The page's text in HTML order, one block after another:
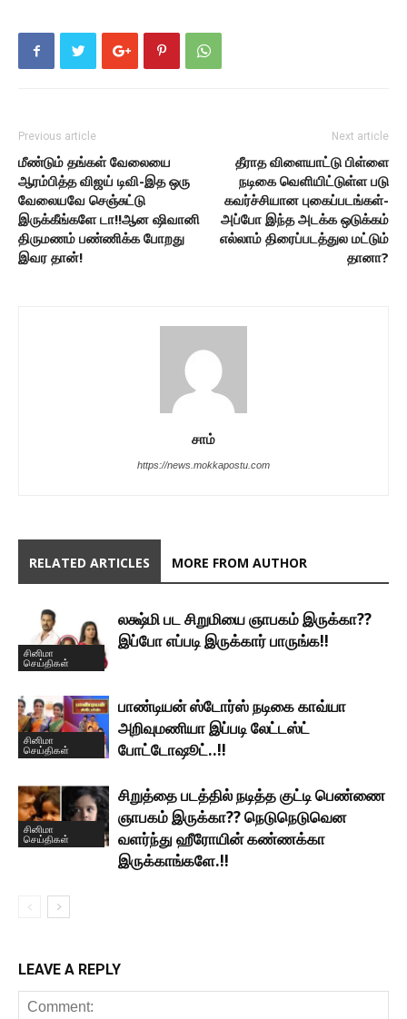
Previous article
மீண்டும் தங்கள் வேலையை
ஆரம்பித்த விஜய் டிவி-இத ஒரு
வேலையவே செஞ்சுட்டு
இருக்கீங்களே டா!!ஆன ஷிவானி
திருமணம் பண்ணிக்க போறது
இவர தான்!
Next article
தீராத விளையாட்டு பிள்ளை
நடிகை வெளியிட்டுள்ள படு
கவர்ச்சியான புகைப்படங்கள்-
அப்போ இந்த அடக்க ஒடுக்கம்
எல்லாம் திரைப்படத்துல மட்டும்
தானா?
சாம்
https://news.mokkapostu.com
RELATED ARTICLES MORE FROM AUTHOR
சினிமா
செய்திகள்
லக்ஷ்மி பட சிறுமியை ஞாபகம் இருக்கா??
இப்போ எப்படி இருக்கார் பாருங்க!!
சினிமா
செய்திகள்
பாண்டியன் ஸ்டோர்ஸ் நடிகை காவ்யா
அறிவுமணியா இப்படி லேட்டஸ்ட்
போட்டோஷூட்..!!
சினிமா
செய்திகள்
சிறுத்தை படத்தில் நடித்த குட்டி பெண்ணை
ஞாபகம் இருக்கா?? நெடுநெடுவென
வளர்ந்து ஹீரோயின் கண்ணக்கா
இருக்காங்களே.!!
LEAVE A REPLY